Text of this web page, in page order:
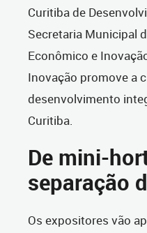
Curitiba de
Secretaria Municipal
Econômico e
Inovação promove a
desenvolvimento
Curitiba.
De mini-
separação
Os expositores vão